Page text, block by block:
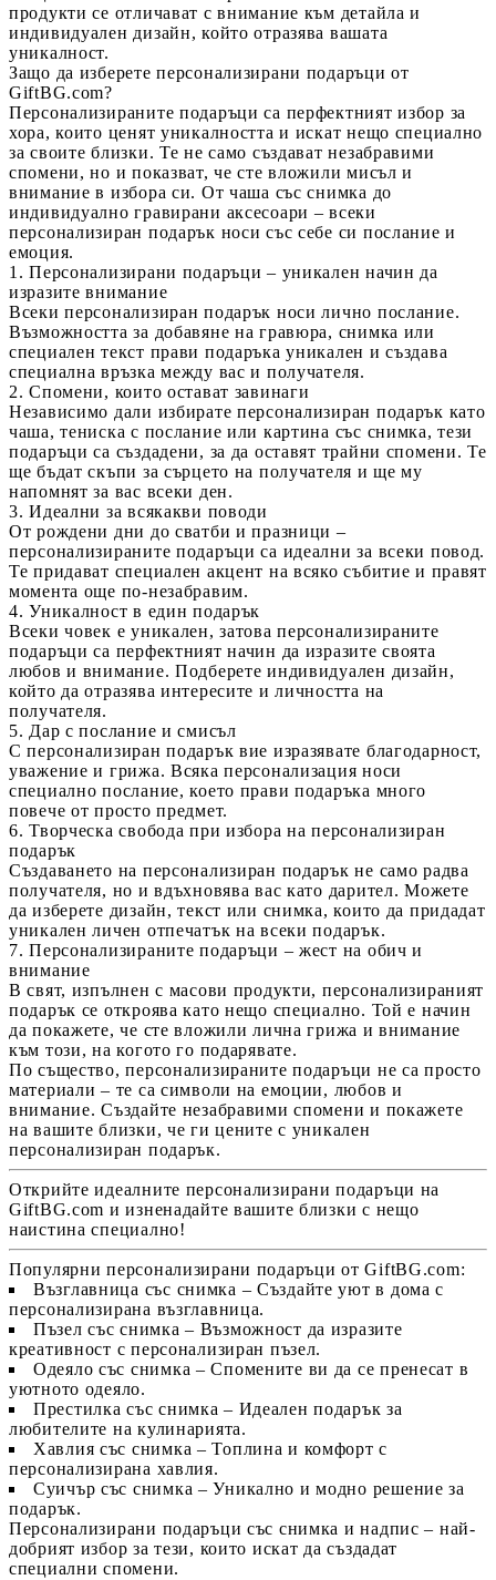
продукти се отличават с внимание към детайла и
индивидуален дизайн, който отразява вашата
уникалност.
Защо да изберете персонализирани подаръци от
GiftBG.com?
Персонализираните подаръци са перфектният избор за
хора, които ценят уникалността и искат нещо специално
за своите близки. Те не само създават незабравими
спомени, но и показват, че сте вложили мисъл и
внимание в избора си. От чаша със снимка до
индивидуално гравирани аксесоари – всеки
персонализиран подарък носи със себе си послание и
емоция.
1. Персонализирани подаръци – уникален начин да
изразите внимание
Всекиперсонализиран подарък носи лично послание.
Възможността за добавяне на гравюра, снимка или
специален текст прави подаръка уникален и създава
специална връзка между вас и получателя.
2. Спомени, които остават завинаги
Независимо дали избиратеперсонализиран подарък като
чаша, тениска с послание или картина със снимка, тези
подаръци са създадени, за да оставят трайни спомени. Те
ще бъдат скъпи за сърцето на получателя и ще му
напомнят за вас всеки ден.
3. Идеални за всякакви поводи
От рождени дни до сватби и празници –
персонализираните подаръци са идеални за всеки повод.
Те придават специален акцент на всяко събитие и правят
момента още по-незабравим.
4. Уникалност в един подарък
Всеки човек е уникален, затоваперсонализираните
подаръци са перфектният начин да изразите своята
любов и внимание. Подберете индивидуален дизайн,
който да отразява интересите и личността на
получателя.
5. Дар с послание и смисъл
Сперсонализиран подарък вие изразявате благодарност,
уважение и грижа. Всяка персонализация носи
специално послание, което прави подаръка много
повече от просто предмет.
6. Творческа свобода при избора на персонализиран
подарък
Създаването на персонализиран подарък не само радва
получателя, но и вдъхновява вас като дарител. Можете
да изберете дизайн, текст или снимка, които да придадат
уникален личен отпечатък на всеки подарък.
7. Персонализираните подаръци – жест на обич и
внимание
В свят, изпълнен с масови продукти, персонализираният
подарък се откроява като нещо специално. Той е начин
да покажете, че сте вложили лична грижа и внимание
към този, на когото го подарявате.
По същество,персонализираните подаръци не са просто
материали – те са символи на емоции, любов и
внимание. Създайте незабравими спомени и покажете
на вашите близки, че ги цените с уникален
персонализиран подарък.
Открийте идеалните персонализирани подаръци на
GiftBG.com и изненадайте вашите близки с нещо
наистина специално!
Популярни персонализирани подаръци от GiftBG.com:
Възглавница със снимка – Създайте уют в дома с
персонализирана възглавница.
Пъзел със снимка – Възможност да изразите
креативност с персонализиран пъзел.
Одеяло със снимка – Спомените ви да се пренесат в
уютното одеяло.
Престилка със снимка – Идеален подарък за
любителите на кулинарията.
Хавлия със снимка – Топлина и комфорт с
персонализирана хавлия.
Суичър със снимка – Уникално и модно решение за
подарък.
Персонализирани подаръци със снимка и надпис – най-
добрият избор за тези, които искат да създадат
специални спомени.